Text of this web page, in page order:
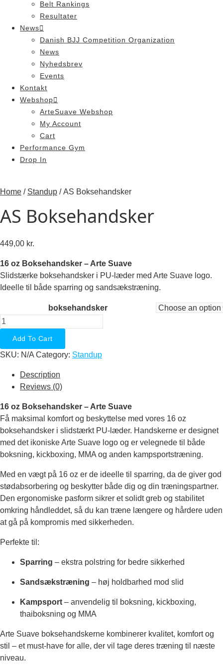
Belt Rankings
Resultater
News
Danish BJJ Competition Organization
News
Nyhedsbrev
Events
Kontakt
Webshop
ArteSuave Webshop
My Account
Cart
Performance Gym
Drop In
Home / Standup / AS Boksehandsker
AS Boksehandsker
449,00 kr.
16 oz Boksehandsker – Arte Suave
Slidstærke boksehandsker i PU-læder med Arte Suave logo.
Ideelle til både sparring og sandsækstræning.
boksehandsker
AS
Boksehandsker
quantity
Add To Cart
SKU: N/A Category: Standup
Description
Reviews (0)
16 oz Boksehandsker – Arte Suave
Få maksimal komfort og beskyttelse med vores 16 oz
boksehandsker i slidstærkt PU-læder. Handskerne er designet
med det ikoniske Arte Suave logo og er velegnede til både
boksning, kickboxing, MMA og anden kampsportstræning.
Med en vægt på 16 oz er de ideelle til sparring, da de giver god
stødabsorbering og beskytter både dig og din træningspartner.
Den ergonomiske pasform sikrer et solidt greb og stabilitet
omkring håndleddet, så du kan træne længere og hårdere uden
at gå på kompromis med sikkerheden.
Perfekte til:
Sparring – ekstra polstring for bedre sikkerhed
Sandsækstræning – høj holdbarhed mod slid
Kampsport – anvendelig til boksning, kickboxing,
thaiboksning og MMA
Arte Suave boksehandskerne kombinerer kvalitet, komfort og
stil – et must-have for alle, der vil tage deres træning til næste
niveau.